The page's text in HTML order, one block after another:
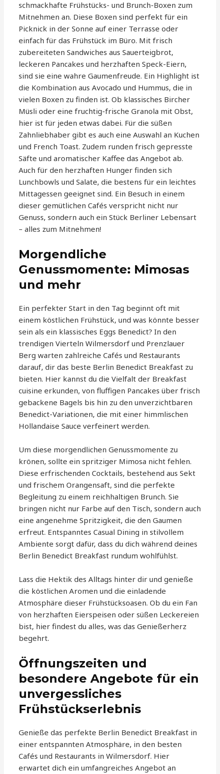
schmackhafte Frühstücks- und Brunch-Boxen zum
Mitnehmen an. Diese Boxen sind perfekt für ein
Picknick in der Sonne auf einer Terrasse oder
einfach für das Frühstück im Büro. Mit frisch
zubereiteten Sandwiches aus Sauerteigbrot,
leckeren Pancakes und herzhaften Speck-Eiern,
sind sie eine wahre Gaumenfreude. Ein Highlight ist
die Kombination aus Avocado und Hummus, die in
vielen Boxen zu finden ist. Ob klassisches Bircher
Müsli oder eine fruchtig-frische Granola mit Obst,
hier ist für jeden etwas dabei. Für die süßen
Zahnliebhaber gibt es auch eine Auswahl an Kuchen
und French Toast. Zudem runden frisch gepresste
Säfte und aromatischer Kaffee das Angebot ab.
Auch für den herzhaften Hunger finden sich
Lunchbowls und Salate, die bestens für ein leichtes
Mittagessen geeignet sind. Ein Besuch in einem
dieser gemütlichen Cafés verspricht nicht nur
Genuss, sondern auch ein Stück Berliner Lebensart
– alles zum Mitnehmen!
Morgendliche
Genussmomente: Mimosas
und mehr
Ein perfekter Start in den Tag beginnt oft mit
einem köstlichen Frühstück, und was könnte besser
sein als ein klassisches Eggs Benedict? In den
trendigen Vierteln Wilmersdorf und Prenzlauer
Berg warten zahlreiche Cafés und Restaurants
darauf, dir das beste Berlin Benedict Breakfast zu
bieten. Hier kannst du die Vielfalt der Breakfast
cuisine erkunden, von fluffigen Pancakes über frisch
gebackene Bagels bis hin zu den unverzichtbaren
Benedict-Variationen, die mit einer himmlischen
Hollandaise Sauce verfeinert werden.
Um diese morgendlichen Genussmomente zu
krönen, sollte ein spritziger Mimosa nicht fehlen.
Diese erfrischenden Cocktails, bestehend aus Sekt
und frischem Orangensaft, sind die perfekte
Begleitung zu einem reichhaltigen Brunch. Sie
bringen nicht nur Farbe auf den Tisch, sondern auch
eine angenehme Spritzigkeit, die den Gaumen
erfreut. Entspanntes Casual Dining in stilvollem
Ambiente sorgt dafür, dass du dich während deines
Berlin Benedict Breakfast rundum wohlfühlst.
Lass die Hektik des Alltags hinter dir und genieße
die köstlichen Aromen und die einladende
Atmosphäre dieser Frühstücksoasen. Ob du ein Fan
von herzhaften Eierspeisen oder süßen Leckereien
bist, hier findest du alles, was das Genießerherz
begehrt.
Öffnungszeiten und
besondere Angebote für ein
unvergessliches
Frühstückserlebnis
Genieße das perfekte Berlin Benedict Breakfast in
einer entspannten Atmosphäre, in den besten
Cafés und Restaurants in Wilmersdorf. Hier
erwartet dich ein umfangreiches Angebot an